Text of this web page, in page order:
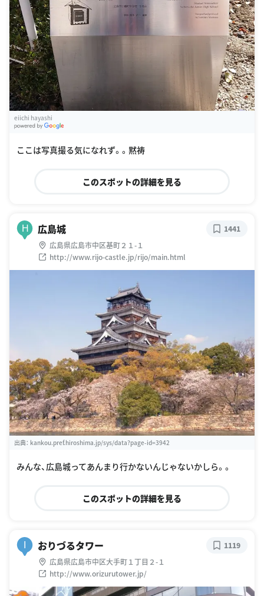
eiichi hayashi
ここは写真撮る気になれず。。黙祷
このスポットの詳細を見る
H 広島城
広島県広島市中区基町２１-１
http://www.rijo-castle.jp/rijo/main.html
1441
出典： kankou.pref.hiroshima.jp/sys/data?page-id=3942
みんな、広島城ってあんまり行かないんじゃないかしら。。
このスポットの詳細を見る
I おりづるタワー
広島県広島市中区大手町１丁目２-１
http://www.orizurutower.jp/
1119